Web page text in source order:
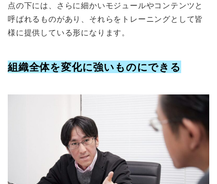
点の下には、さらに細かいモジュールやコンテンツと
呼ばれるものがあり、それらをトレーニングとして皆
様に提供している形になります。
組織全体を変化に強いものにできる